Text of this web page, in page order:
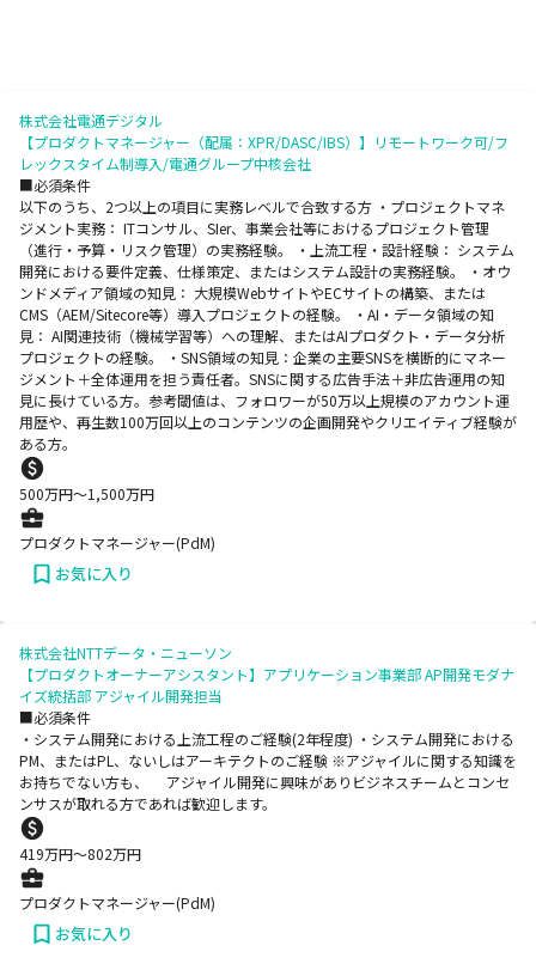
株式会社電通デジタル
【プロダクトマネージャー（配属：XPR/DASC/IBS）】リモートワーク可/フ
レックスタイム制導入/電通グループ中核会社
■必須条件
以下のうち、2つ以上の項目に実務レベルで合致する方 ・プロジェクトマネ
ジメント実務： ITコンサル、SIer、事業会社等におけるプロジェクト管理
（進行・予算・リスク管理）の実務経験。 ・上流工程・設計経験： システム
開発における要件定義、仕様策定、またはシステム設計の実務経験。 ・オウ
ンドメディア領域の知見： 大規模WebサイトやECサイトの構築、または
CMS（AEM/Sitecore等）導入プロジェクトの経験。 ・AI・データ領域の知
見： AI関連技術（機械学習等）への理解、またはAIプロダクト・データ分析
プロジェクトの経験。 ・SNS領域の知見：企業の主要SNSを横断的にマネー
ジメント＋全体運用を担う責任者。SNSに関する広告手法＋非広告運用の知
見に長けている方。参考閾値は、フォロワーが50万以上規模のアカウント運
用歴や、再生数100万回以上のコンテンツの企画開発やクリエイティブ経験が
ある方。
500万円〜1,500万円
プロダクトマネージャー(PdM)
お気に入り
株式会社NTTデータ・ニューソン
【プロダクトオーナーアシスタント】アプリケーション事業部 AP開発モダナ
イズ統括部 アジャイル開発担当
■必須条件
・システム開発における上流工程のご経験(2年程度) ・システム開発における
PM、またはPL、ないしはアーキテクトのご経験 ※アジャイルに関する知識を
お持ちでない方も、 アジャイル開発に興味がありビジネスチームとコンセ
ンサスが取れる方であれば歓迎します。
419万円〜802万円
プロダクトマネージャー(PdM)
お気に入り